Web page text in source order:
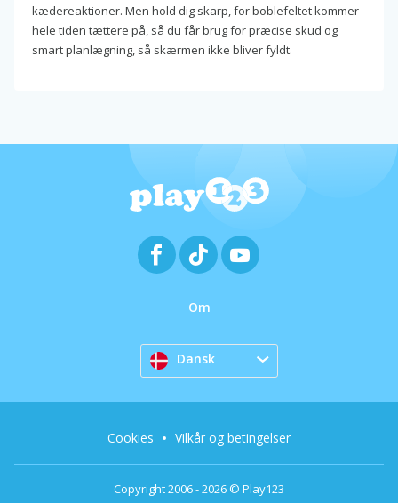
kædereaktioner. Men hold dig skarp, for boblefeltet kommer
hele tiden tættere på, så du får brug for præcise skud og
smart planlægning, så skærmen ikke bliver fyldt.
Om
Dansk
Copyright 2006 - 2026 © Play123
Cookies Vilkår og betingelser